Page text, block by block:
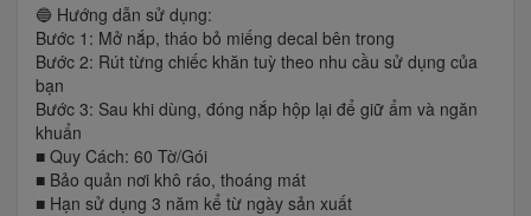
🔵 Hướng dẫn sử dụng:
Bước 1: Mở nắp, tháo bỏ miếng decal bên trong
Bước 2: Rút từng chiếc khăn tuỳ theo nhu cầu sử dụng của
bạn
Bước 3: Sau khi dùng, đóng nắp hộp lại để giữ ẩm và ngăn
khuẩn
■ Quy Cách: 60 Tờ/Gói
■ Bảo quản nơi khô ráo, thoáng mát
■ Hạn sử dụng 3 năm kể từ ngày sản xuất